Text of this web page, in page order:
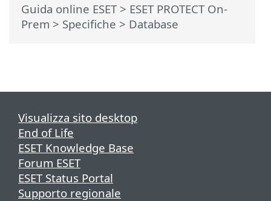
Guida online ESET> ESET PROTECT On-
Prem > Specifiche > Database
Visualizza sito desktop
End of Life
ESET Knowledge Base
Forum ESET
ESET Status Portal
Supporto regionale